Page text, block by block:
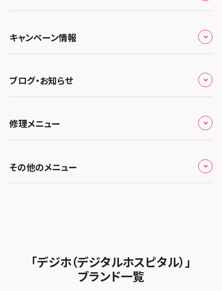
スマホスピタル鴻巣
スマホスピタル テルル三芳
スマホスピタル 熊谷
スマホスピタル ゲオデジタルベース川口元郷
スマホスピタル埼玉大宮
スマホスピタル テルル蒲生
スマホスピタル テルル新越谷
スマホスピタル テルル草加花栗
スマホスピタル テルル東川口
スマホスピタル テルル松戸五香
スマホスピタル 北陸総合修理センター
スマホスピタル 長野
スマホスピタル岐阜
スマホスピタル 浜松
スマホスピタル静岡パルコ
スマホスピタル 藤枝
スマホスピタル名古屋駅前
スマホスピタル名古屋金山
スマホスピタル 大府
スマホスピタル 西枇杷島
スマホスピタル平和が丘
スマホスピタル春日井勝川
関西
スマホスピタル 大阪梅田
スマホスピタル by デジホ 梅田地下（うめちか）
スマホスピタル京橋
スマホスピタル難波
スマホスピタルイオンタウン茨木太田
スマホスピタル住道オペラパーク
スマホスピタル東大阪ロンモール布施
中国・四国
スマホスピタル岡山駅前
スマホスピタル西条
スマホスピタル by デジホ マークイズ福岡もも
ち
スマホスピタル福岡天神
スマホスピタル熊本下通
スマホスピタル GODOモバイル大分府内町
特定商取引法に関する表記
プライバシーポリシー
郵送修理依頼
郵送修理の流れ
キャンペーン情報
キャンペーン一覧
ブログ・お知らせ
お知らせ
修理メニュー
iPhone修理メニュー
MacBook修理メニュー
その他のメニュー
FCNTスマートフォン修理
「デジホ（デジタルホスピタル）」
ブランド一覧